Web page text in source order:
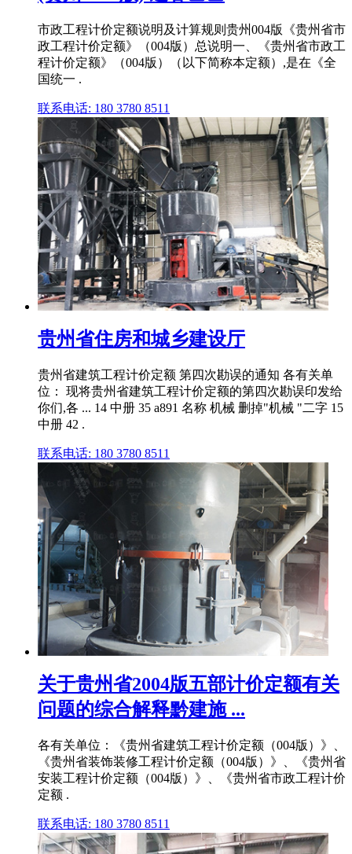
市政工程计价定额说明及计算规则贵州004版《贵州省市
政工程计价定额》（004版）总说明一、《贵州省市政工
程计价定额》（004版）（以下简称本定额）,是在《全
国统一 .
联系电话: 180 3780 8511
贵州省住房和城乡建设厅
贵州省建筑工程计价定额 第四次勘误的通知 各有关单
位： 现将贵州省建筑工程计价定额的第四次勘误印发给
你们,各 ... 14 中册 35 a891 名称 机械 删掉"机械 "二字 15
中册 42 .
联系电话: 180 3780 8511
关于贵州省2004版五部计价定额有关
问题的综合解释黔建施 ...
各有关单位：《贵州省建筑工程计价定额（004版）》、
《贵州省装饰装修工程计价定额（004版）》、《贵州省
安装工程计价定额（004版）》、《贵州省市政工程计价
定额 .
联系电话: 180 3780 8511